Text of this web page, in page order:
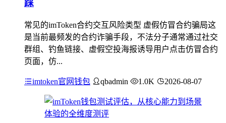
踩
常见的imToken合约交互风险类型 虚假仿冒合约骗局这
是当前最频发的合约诈骗手段，不法分子通常通过社交
群组、钓鱼链接、虚假空投海报诱导用户点击仿冒合约
页面，仿...
imtoken官网钱包 qbadmin 1.0K 2026-08-07